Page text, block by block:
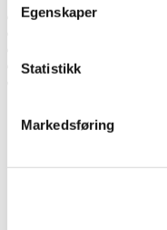
Egenskaper
Statistikk
Markedsføring
Snakk med en ekspert
Bestill et hjemmebesøk
Snakk med en ekspert